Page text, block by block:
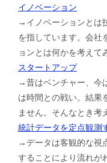
イノベーション
→イノベーションとは
を指しています。会社
ョンとは何かを考えて
スタートアップ
→昔はベンチャー、今
は時間との戦い。結果
ません。そんなとき考
統計データを定点観測
→データは客観的な視
することにより流れが